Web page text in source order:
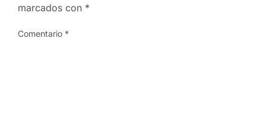
marcados con *
Comentario *